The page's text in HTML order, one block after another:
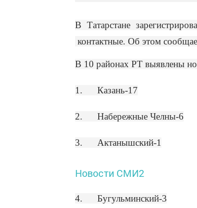
В Татарстане
контактные. Об этом
В 10 районах РТ выявлены
1. Казань-17
2. Набережные Челны-6
3. Актанышский-1
Новости СМИ2
4. Бугульминский-3